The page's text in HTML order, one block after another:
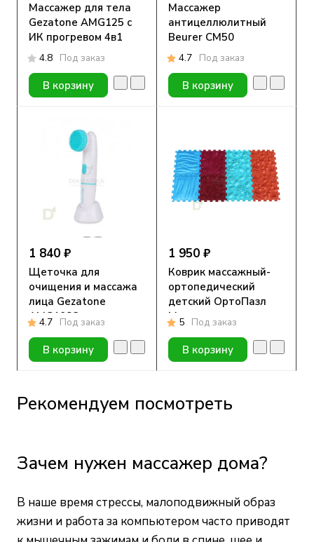
Массажер для тела
Gezatone AMG125 с
ИК прогревом 4в1
4.8 Под заказ
В корзину
Массажер
антицеллюлитный
Beurer CM50
4.7 Под заказ
В корзину
1 840 ₽
Щеточка для
очищения и массажа
лица Gezatone
AMG108S
4.7 Под заказ
В корзину
1 950 ₽
Коврик массажный-
ортопедический
детский ОртоПазл
Море
5 Под заказ
В корзину
Рекомендуем посмотреть
Зачем нужен массажер дома?
В наше время стрессы, малоподвижный образ
жизни и работа за компьютером часто приводят